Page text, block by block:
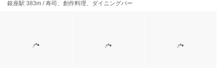
銀座駅 383m / 寿司、創作料理、ダイニングバー